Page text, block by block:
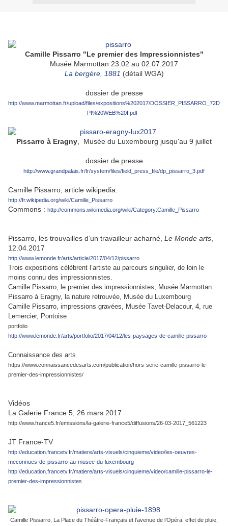
Camille Pissarro "Le premier des Impressionnistes"
Musée Marmottan 23.02 au 02.07.2017
La bergère, 1881 (détail WGA)
dossier de presse
http://www.marmottan.fr/upload/files/expositions%202017/DOSSIER_PISSARRO_72D
PI%20WEB%20I.pdf
Pissarro à Eragny , Musée du Luxembourg jusqu'au 9 juillet
dossier de presse
http://www.grandpalais.fr/fr/system/files/field_press_file/dp_pissarro_3.pdf
Camille Pissarro, article wikipedia:
http://fr.wikipedia.org/wiki/Camille_Pissarro
Commons : http://commons.wikimedia.org/wiki/Category:Camille_Pissarro
Pissarro, les trouvailles d’un travailleur acharné, Le Monde arts
12.04.2017
http://www.lemonde.fr/arts/article/2017/04/12/pissarro
Trois expositions célèbrent l’artiste au parcours singulier, de loin le
moins connu des impressionnistes.
Camille Pissarro, le premier des impressionnistes, Musée Marmottan
Pissarro à Eragny, la nature retrouvée, Musée du Luxembourg
Camille Pissarro, impressions gravées, Musée Tavet-Delacour, 4, rue
Lemercier, Pontoise
portfolio
http://www.lemonde.fr/arts/portfolio/2017/04/12/les-paysages-de-camille-pissarro
Connaissance des arts
https://www.connaissancedesarts.com/publication/hors-serie-camille-pissarro-le-
premier-des-impressionnistes/
Vidéos
La Galerie France 5, 26 mars 2017
http://www.france5.fr/emissions/la-galerie-france5/diffusions/26-03-2017_561223
JT France-TV
http://education.francetv.fr/matiere/arts-visuels/cinquieme/video/les-oeuvres-
meconnues-de-pissarro-au-musee-du-luxembourg
http://education.francetv.fr/matiere/arts-visuels/cinquieme/video/camille-pissarro-le-
premier-des-impressionnistes
Camille Pissarro, La Place du Théâtre-Français et l’avenue de l’Opéra, effet de pluie,